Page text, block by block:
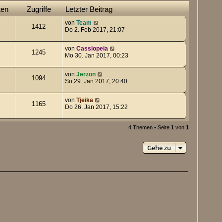
Zugriffe Letzter Beitrag
1412 von Team
Do 2. Feb 2017, 21:07
1245 von Cassiopeia
Mo 30. Jan 2017, 00:23
1094 von Jerzon
So 29. Jan 2017, 20:40
1165 von Tjeika
Do 26. Jan 2017, 15:22
4 Themen • Seite 1 von 1
Gehe zu